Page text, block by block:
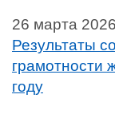
26 марта 2026
Результаты
грамотности
году